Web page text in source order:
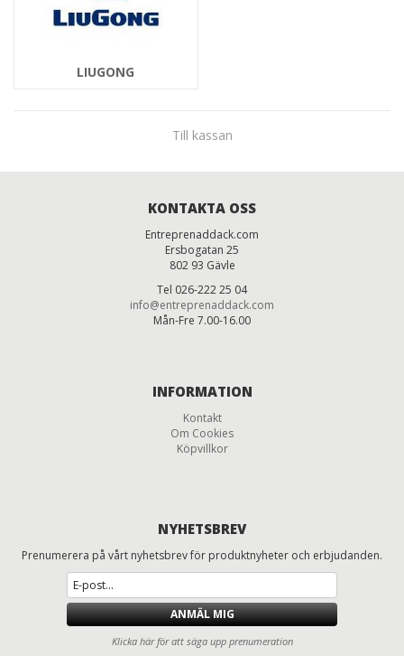
LIUGONG
Till kassan
KONTAKTA OSS
Entreprenaddack.com
Ersbogatan 25
802 93 Gävle
Tel 026-222 25 04
info@entreprenaddack.com
Mån-Fre 7.00-16.00
INFORMATION
Kontakt
Om Cookies
Köpvillkor
NYHETSBREV
Prenumerera på vårt nyhetsbrev för produktnyheter och erbjudanden.
ANMÄL MIG
Klicka här för att säga upp prenumeration